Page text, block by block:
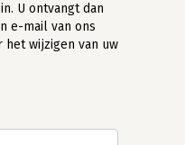
U ontvangt dan
e-mail van ons
het wijzigen van uw